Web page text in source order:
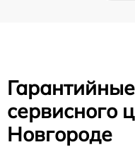
сервисного
Новгороде